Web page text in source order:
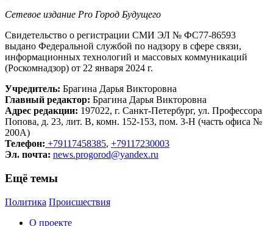
Сетевое издание Рrо Город Будущего
Свидетельство о регистрации СМИ ЭЛ № ФС77-86593
выдано Федеральной службой по надзору в сфере связи,
информационных технологий и массовых коммуникаций
(Роскомнадзор) от 22 января 2024 г.
Учредитель: Брагина Дарья Викторовна
Главный редактор: Брагина Дарья Викторовна
Адрес редакции: 197022, г. Санкт-Петербург, ул. Профессора
Попова, д. 23, лит. В, комн. 152-153, пом. 3-Н (часть офиса №
200А)
Телефон: +79117458385, +79117230003
Эл. почта: news.progorod@yandex.ru
Ещё темы
Политика Происшествия
О проекте